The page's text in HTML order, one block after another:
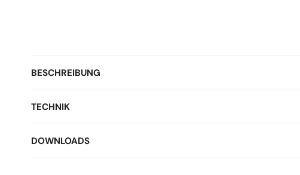
BESCHREIBUNG
TECHNIK
DOWNLOADS